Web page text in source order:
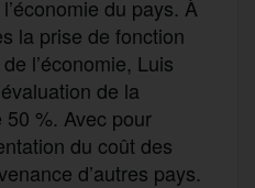
du pays. À
la prise de fonction
l’économie, Luis
ation de la
50 %. Avec pour
ation du coût des
d’autres pays.